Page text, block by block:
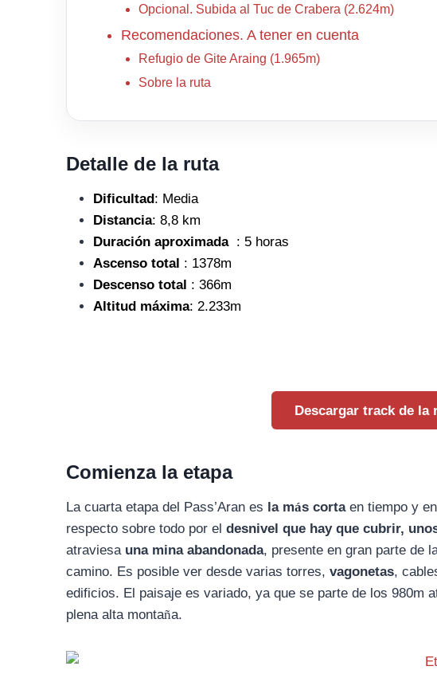
Opcional. Subida al Tuc de Crabera (2.624m)
Recomendaciones. A tener en cuenta
Refugio de Gite Araing (1.965m)
Sobre la ruta
Detalle de la ruta
Dificultad: Media
Distancia: 8,8 km
Duración aproximada : 5 horas
Ascenso total : 1378m
Descenso total : 366m
Altitud máxima: 2.233m
Descargar track de la
Comienza la etapa
La cuartaetapa del Pass’Aran es la más cortaen tiempo y
respecto sobre todo por el desnivel que hay que cubrir,
atraviesa una mina abandonada, presente en gran parte de
camino. Es posible ver desde varias torres, vagonetas,
edificios. El paisaje es variado, ya que se parte de los 980m
plena alta montaña.